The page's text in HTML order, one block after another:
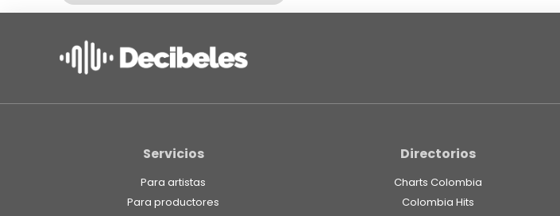
Servicios
Para artistas
Para productores
Directorios
Charts Colombia
Colombia Hits